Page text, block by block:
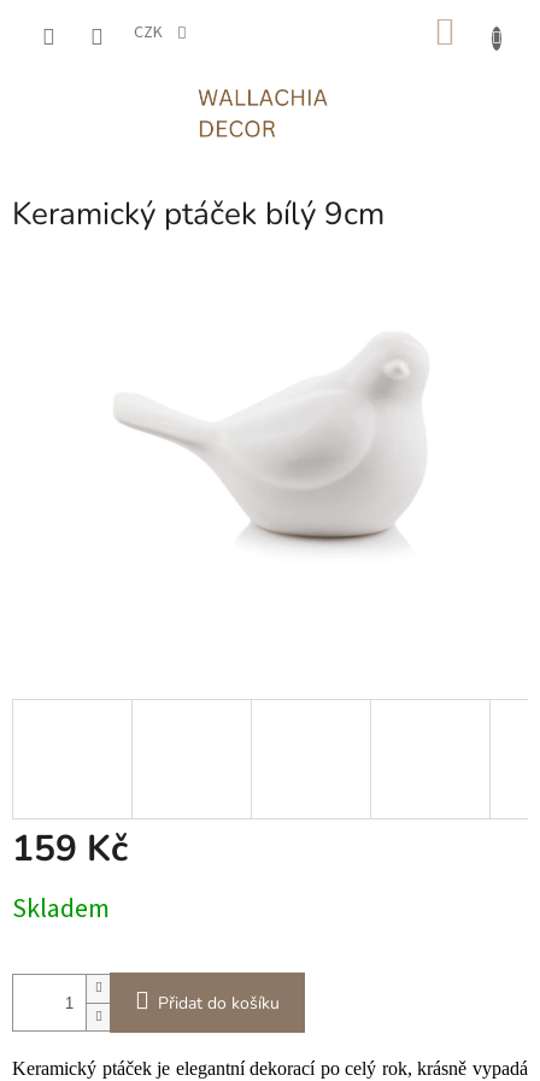
CZK
Keramický ptáček bílý 9cm
159 Kč
cena:
Skladem
Přidat do košíku
Keramický ptáček je elegantní dekorací po celý rok, krásně vypadá